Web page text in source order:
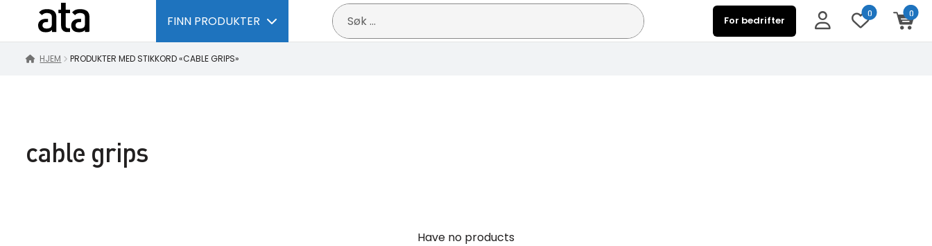
FINN PRODUKTER
Søk
etter:
For bedrifter
0 0
HJEM PRODUKTER MED STIKKORD «CABLE GRIPS»
cable grips
Have no products